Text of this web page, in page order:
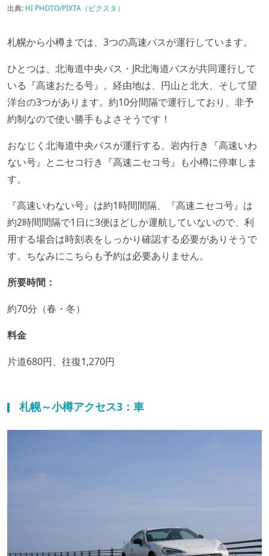
出典: HI PHOTO/PIXTA（ピクスタ）
札幌から小樽までは、3つの高速バスが運行しています。
ひとつは、北海道中央バス・JR北海道バスが共同運行して
いる『高速おたる号』。経由地は、円山と北大、そして望
洋台の3つがあります。約10分間隔で運行しており、非予
約制なので使い勝手もよさそうです！
おなじく北海道中央バスが運行する、岩内行き『高速いわ
ない号』とニセコ行き『高速ニセコ号』も小樽に停車しま
す。
『高速いわない号』は約1時間間隔、『高速ニセコ号』は
約2時間間隔で1日に3便ほどしか運航していないので、利
用する場合は時刻表をしっかり確認する必要がありそうで
す。ちなみにこちらも予約は必要ありません。
所要時間：
約70分（春・冬）
料金
片道680円、往復1,270円
札幌～小樽アクセス3：車